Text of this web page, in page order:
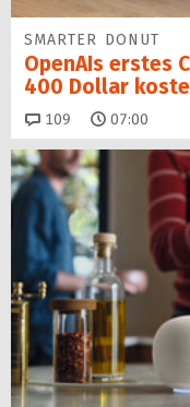
SMARTER DONUT
OpenAIs erstes
400 Dollar
109 Kommentare
07:00